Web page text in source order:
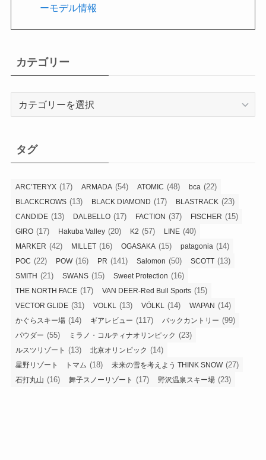
ーモデル情報
カテゴリー
ー
タグ
ARC’TERYX (17) ARMADA (54) ATOMIC (48) bca (22)
BLACKCROWS (13) BLACK DIAMOND (17) BLASTRACK (23)
CANDIDE (13) DALBELLO (17) FACTION (37) FISCHER (15)
GIRO (17) Hakuba Valley (20) K2 (57) LINE (40)
MARKER (42) MILLET (16) OGASAKA (15) patagonia (14)
POC (22) POW(16) PR (141) Salomon (50) SCOTT (13)
SMITH (21) SWANS (15) Sweet Protection (16)
THE NORTH FACE (17) VAN DEER-Red Bull Sports (15)
VECTOR GLIDE (31) VOLKL (13) VÖLKL (14) WAPAN (14)
かぐらスキー場 (14) ギアレビュー (117) バックカントリー (99)
パウダー (55) ミラノ・コルティナオリンピック (23)
ルスツリゾート (13) 北京オリンピック (14)
星野リゾート トマム (18) 未来の雪を考えよう THINK SNOW(27)
石打丸山 (16) 舞子スノーリゾート (17) 野沢温泉スキー場 (23)